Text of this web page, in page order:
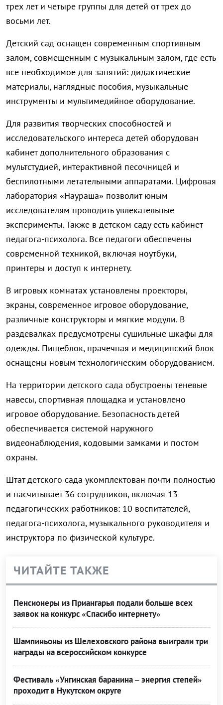
трех лет и четыре группы для детей от трех до
восьми лет.
Детский сад оснащен современным спортивным
залом, совмещенным с музыкальным залом, где есть
все необходимое для занятий: дидактические
материалы, наглядные пособия, музыкальные
инструменты и мультимедийное оборудование.
Для развития творческих способностей и
исследовательского интереса детей оборудован
кабинет дополнительного образования с
мультстудией, интерактивной песочницей и
беспилотными летательными аппаратами. Цифровая
лаборатория «Наураша» позволит юным
исследователям проводить увлекательные
эксперименты. Также в детском саду есть кабинет
педагога-психолога. Все педагоги обеспечены
современной техникой, включая ноутбуки,
принтеры и доступ к интернету.
В игровых комнатах установлены проекторы,
экраны, современное игровое оборудование,
различные конструкторы и мягкие модули. В
раздевалках предусмотрены сушильные шкафы для
одежды. Пищеблок, прачечная и медицинский блок
оснащены новым технологическим оборудованием.
На территории детского сада обустроены теневые
навесы, спортивная площадка и установлено
игровое оборудование. Безопасность детей
обеспечивается системой наружного
видеонаблюдения, кодовыми замками и постом
охраны.
Штат детского сада укомплектован почти полностью
и насчитывает 36 сотрудников, включая 13
педагогических работников: 10 воспитателей,
педагога-психолога, музыкального руководителя и
инструктора по физической культуре.
ЧИТАЙТЕ ТАКЖЕ
Пенсионеры из Приангарья подали больше всех
заявок на конкурс «Спасибо интернету»
Шампиньоны из Шелеховского района выиграли три
награды на всероссийском конкурсе
Фестиваль «Унгинская баранина – энергия степей»
проходит в Нукутском округе